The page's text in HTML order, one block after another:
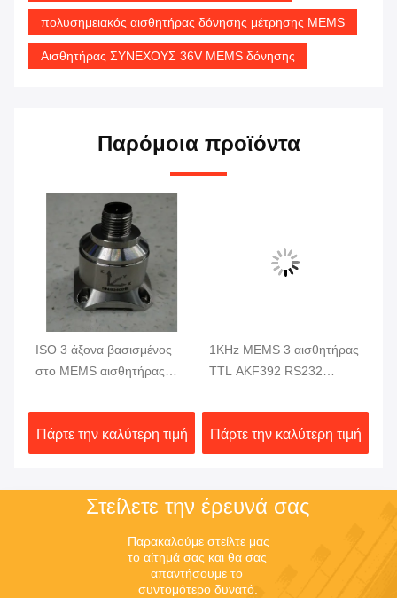
πολυσημειακός αισθητήρας δόνησης μέτρησης MEMS
Αισθητήρας ΣΥΝΕΧΟΥΣ 36V MEMS δόνησης
Παρόμοια προϊόντα
ISO 3 άξονα βασισμένος
στο MEMS αισθητήρας
60mA μαγνητικός
Πάρτε την καλύτερη τιμή
1KHz MEMS 3 αισθητήρας
TTL AKF392 RS232
Πάρτε την καλύτερη τιμή
Στείλετε την έρευνά σας
Παρακαλούμε στείλτε μας
το αίτημά σας και θα σας
απαντήσουμε το
συντομότερο δυνατό.